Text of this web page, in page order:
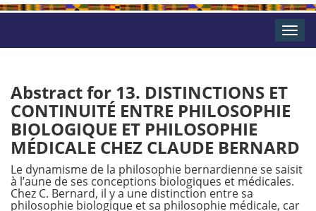
Toggle
Abstract for 13. DISTINCTIONS ET
CONTINUITÉ ENTRE PHILOSOPHIE
BIOLOGIQUE ET PHILOSOPHIE
MÉDICALE CHEZ CLAUDE BERNARD
Le dynamisme de la philosophie bernardienne se saisit
à l’aune de ses conceptions biologiques et médicales.
Chez C. Bernard, il y a une distinction entre sa
philosophie biologique et sa philosophie médicale, car